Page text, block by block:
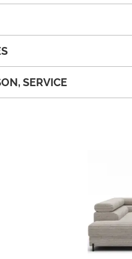
SERVICE